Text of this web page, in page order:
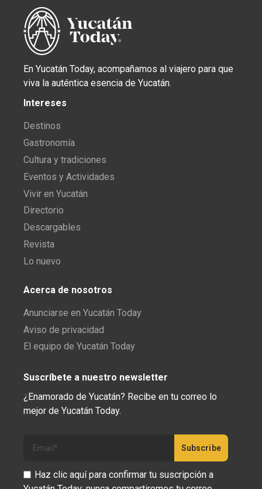
En Yucatán Today, acompañamos al viajero para que
viva la auténtica esencia de Yucatán.
Intereses
Destinos
Gastronomía
Cultura y tradiciones
Eventos y Actividades
Vivir en Yucatán
Directorio
Descargables
Revista
Lo nuevo
Acerca de nosotros
Anunciarse en Yucatán Today
Aviso de privacidad
El equipo de Yucatán Today
Suscríbete a nuestro newsletter
¿Enamorado de Yucatán? Recibe en tu correo lo
mejor de Yucatán Today.
Haz clic aquí para confirmar tu suscripción a